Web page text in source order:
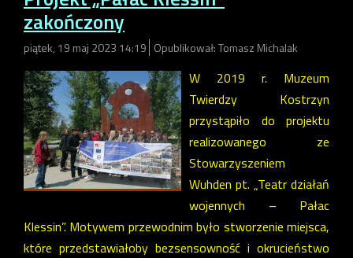
zakończony
piątek, 19 maj 2023 14:19 Opublikował: Tomasz Michalak
W 2019 r. Muzeum
Twierdzy Kostrzyn
przystąpiło do projektu
realizowanego ze
Stowarzyszeniem
Wuhden pt. „Teatr działań
wojennych – Pałac
Klessin”. Motywem przewodnim było stworzenie miejsca,
które przedstawiałoby bezsensowność i okrucieństwo